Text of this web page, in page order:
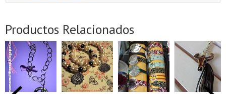
Productos Relacionados